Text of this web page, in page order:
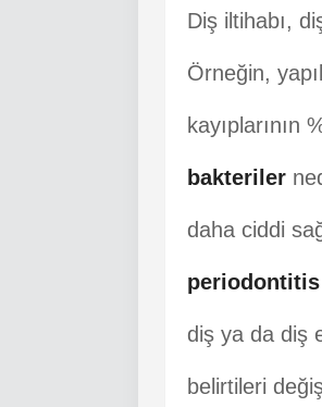
Diş iltihabı,
Örneğin,
kayıplarının
bakteriler
daha ciddi
periodontitis
diş ya da diş
belirtileri